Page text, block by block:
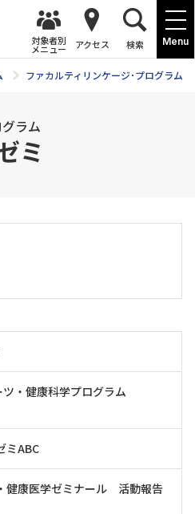
Menu
対象者別
メニュー アクセス 検索
ファカルティリンケージ･プログラム
ラム
ミ
ツ・健康科学プログラム
ミABC
健康医学ゼミナール 活動報告